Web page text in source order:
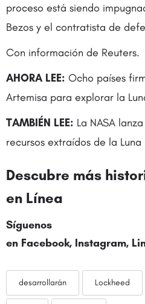
proceso está siendo
Bezos y el contratista de
Con información de Reuters.
AHORA LEE: Ocho países
Artemisa para explorar la
TAMBIÉN LEE: La NASA
recursos extraídos de la
Descubre más
en Línea
Síguenos
en Facebook, Instagram,
desarrollarán Lockheed